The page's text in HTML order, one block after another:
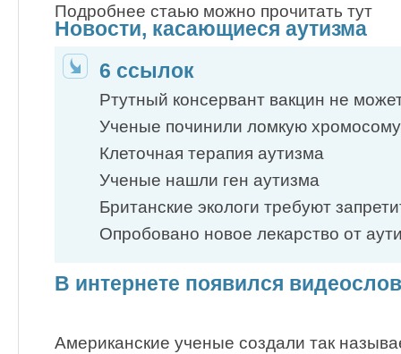
Подробнее стаью можно прочитать тут
Новости, касающиеся аутизма
6 ссылок
Ртутный консервант вакцин не
Ученые починили ломкую хромосому
Клеточная терапия аутизма
Ученые нашли ген аутизма
Британские экологи требуют
Опробовано новое лекарство от
В интернете появился
Американские ученые создали так